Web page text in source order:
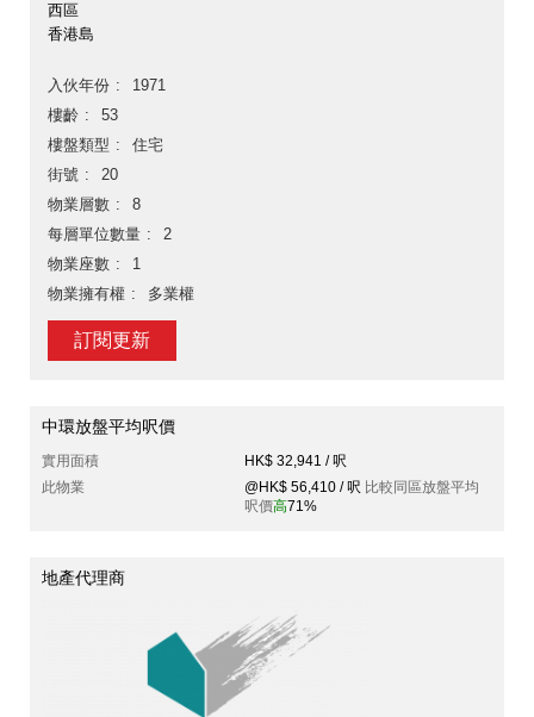
西區
香港島
入伙年份
1971
樓齡
53
樓盤類型
住宅
街號
20
物業層數
8
每層單位數量
2
物業座數
1
物業擁有權
多業權
訂閱更新
中環放盤平均呎價
實用面積
HK$ 32,941 / 呎
此物業
@HK$ 56,410 / 呎 比較同區放盤平均
呎價高71%
地產代理商